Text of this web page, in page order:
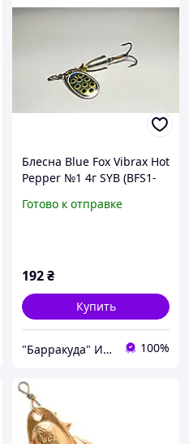
Блесна Blue Fox Vibrax Hot
Pepper №1 4г SYB (BFS1-
Готово к отправке
192₴
Купить
"Барракуда" Интернет-магазин 100%